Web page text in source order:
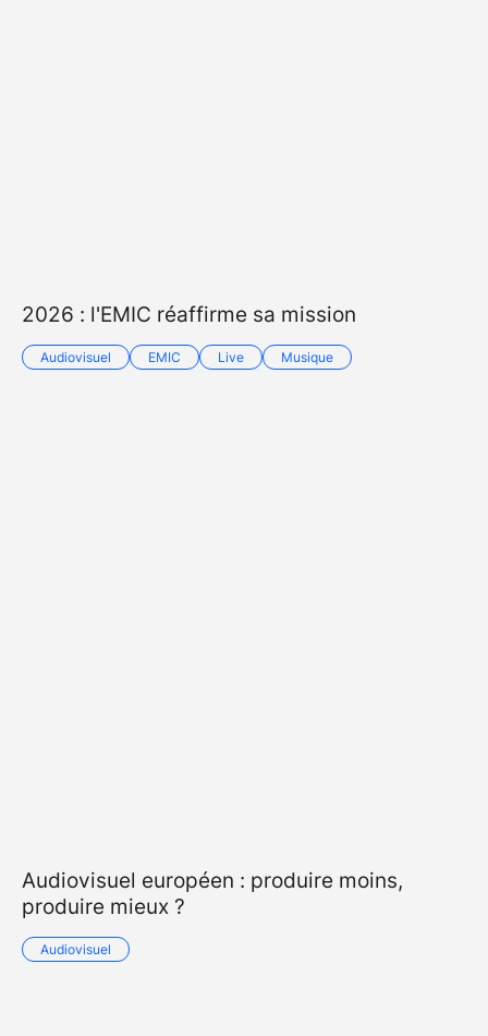
2026 : l'EMIC réaffirme sa mission
Audiovisuel EMIC Live Musique
Audiovisuel européen : produire moins,
produire mieux ?
Audiovisuel